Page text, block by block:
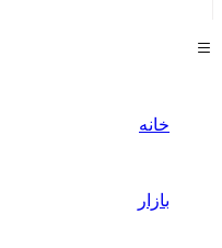
خانه
بازار